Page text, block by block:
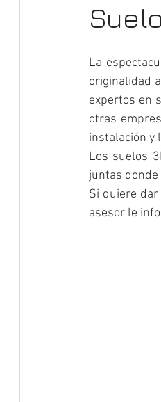
La
originalidad
expertos en
otras
instalación y
Los suelos
juntas
Si quiere
asesor le